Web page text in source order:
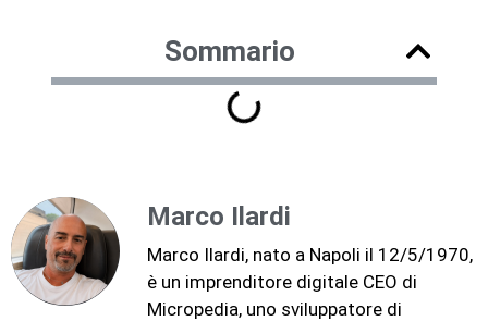
Sommario
Marco Ilardi
Marco Ilardi, nato a Napoli il 12/5/1970,
è un imprenditore digitale CEO di
Micropedia, uno sviluppatore di